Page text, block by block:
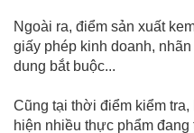
Ngoài ra, điểm sản xuất
giấy phép kinh doanh,
dung bắt buộc...
Cũng tại thời điểm kiểm
hiện nhiều thực phẩm